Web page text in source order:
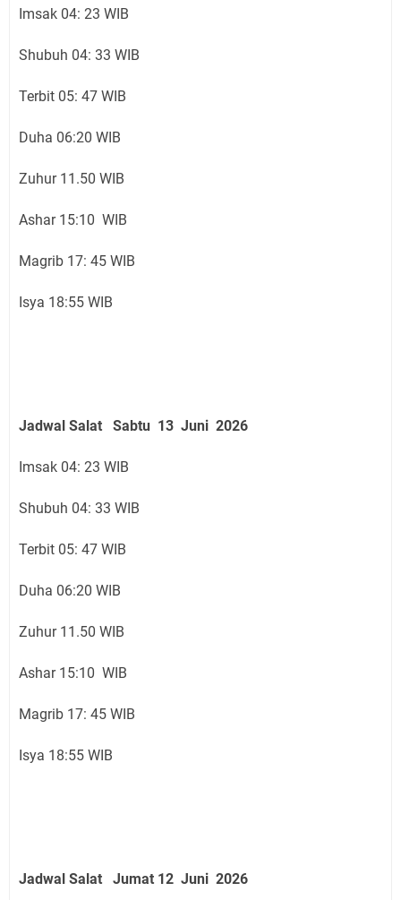
Imsak 04: 23 WIB
Shubuh 04: 33 WIB
Terbit 05: 47 WIB
Duha 06:20 WIB
Zuhur 11.50 WIB
Ashar 15:10 WIB
Magrib 17: 45 WIB
Isya 18:55 WIB
Jadwal Salat Sabtu 13 Juni 2026
Imsak 04: 23 WIB
Shubuh 04: 33 WIB
Terbit 05: 47 WIB
Duha 06:20 WIB
Zuhur 11.50 WIB
Ashar 15:10 WIB
Magrib 17: 45 WIB
Isya 18:55 WIB
Jadwal Salat Jumat 12 Juni 2026